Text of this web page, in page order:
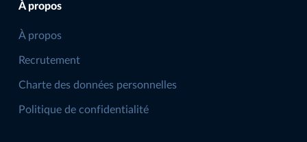
À propos
À propos
Recrutement
Charte des données personnelles
Politique de confidentialité